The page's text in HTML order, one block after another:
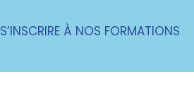
S’INSCRIRE À NOS FORMATIONS